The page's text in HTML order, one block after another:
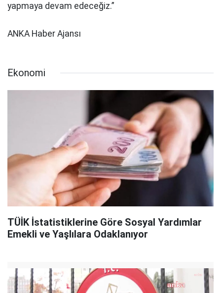
yapmaya devam edeceğiz.”
ANKA Haber Ajansı
Ekonomi
TÜİK İstatistiklerine Göre Sosyal Yardımlar
Emekli ve Yaşlılara Odaklanıyor